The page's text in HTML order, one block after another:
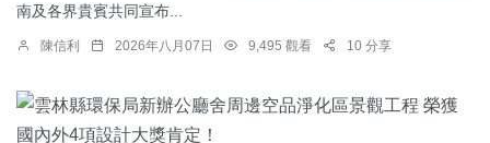
南及各界貴賓共同宣布...
陳信利 2026年八月07日 9,495 觀看 10 分享